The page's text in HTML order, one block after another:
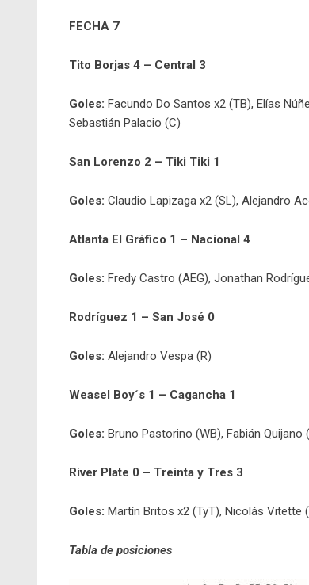
FECHA 7
Tito Borjas 4 – Central 3
Goles: Facundo Do Santos x2 (TB), Elías
Sebastián Palacio (C)
San Lorenzo 2 – Tiki Tiki 1
Goles: Claudio Lapizaga x2 (SL), Alejandro
Atlanta El Gráfico 1 – Nacional 4
Goles: Fredy Castro (AEG), Jonathan
Rodríguez 1 – San José 0
Goles: Alejandro Vespa (R)
Weasel Boy´s 1 – Cagancha 1
Goles: Bruno Pastorino (WB), Fabián Quijano
River Plate 0 – Treinta y Tres 3
Goles: Martín Britos x2 (TyT), Nicolás Vitette
Tabla de posiciones